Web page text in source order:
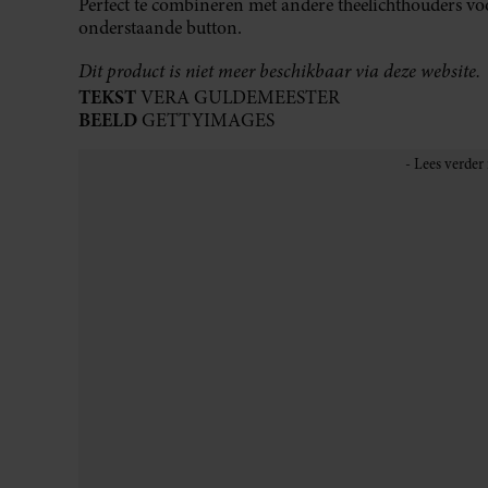
onderstaande button.
Dit product is niet meer beschikbaar via deze website.
TEKSTVERA GULDEMEESTER
BEELD GETTYIMAGES